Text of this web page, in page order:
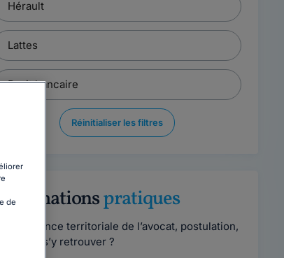
Réinitialiser les filtres
pratiques
Compétence territoriale de l’avocat, postulation,
comment s’y retrouver ?
de